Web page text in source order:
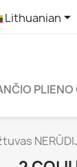
Lithuanian